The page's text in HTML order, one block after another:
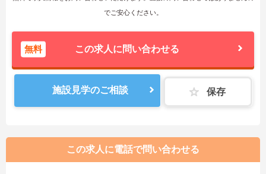
でご安心ください。
無料 この求人に問い合わせる
施設見学のご相談 保存
この求人に電話で問い合わせる